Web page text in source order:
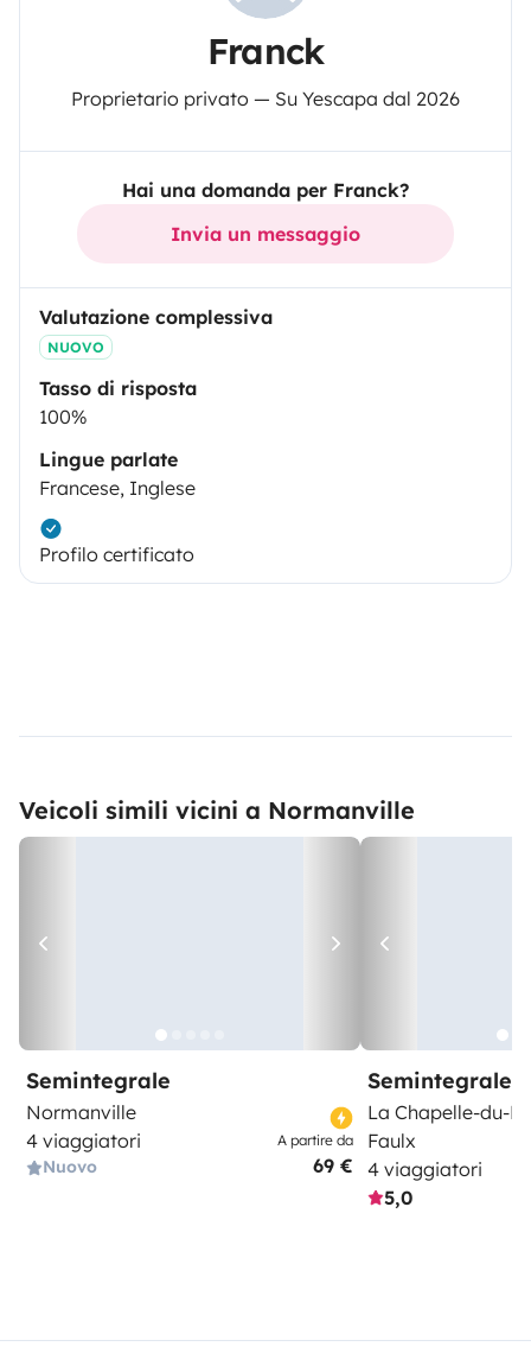
Franck
Proprietario privato — Su Yescapa dal 2026
Hai una domanda per Franck?
Invia un messaggio
Valutazione complessiva
NUOVO
Tasso di risposta
100%
Lingue parlate
Francese, Inglese
Profilo certificato
Veicoli simili vicini a Normanville
Semintegrale
Normanville
4 viaggiatori
Nuovo
A partire da
69 €
Semintegrale
La Chapelle-du-
Faulx
4 viaggiatori
5,0